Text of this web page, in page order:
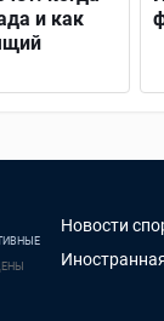
и как
Новости